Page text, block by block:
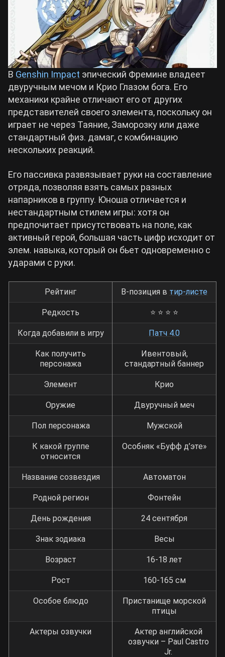
Kingdom Come: Deliverance 2
Path of Exile 2
Wuthering Waves
Roblox
Hogwarts Legacy
Cyberpunk 2077
Все игры
Билды Cyberpunk 2077
Билды Path of Exile 2
В Genshin Impact эпический Фремине владеет
двуручным мечом и Крио Глазом бога. Его
механики крайне отличают его от других
представителей своего элемента, поскольку он
играет не через Таяние, Заморозку или даже
стандартный физ. дамаг, с комбинацию
нескольких реакций.
Его пассивка развязывает руки на составление
отряда, позволяя взять самых разных
напарников в группу. Юноша отличается и
нестандартным стилем игры: хотя он
предпочитает присутствовать на поле, как
активный герой, большая часть цифр исходит от
элем. навыка, который он бьет одновременно с
ударами с руки.
Рейтинг B-позиция в тир-листе
Редкость ⭐ ⭐ ⭐ ⭐
Когда добавили в игру Патч 4.0
Как получить
персонажа
Ивентовый,
стандартный баннер
Элемент Крио
Оружие Двуручный меч
Пол персонажа Мужской
К какой группе
относится
Особняк «Буфф д’эте»
Название созвездия Автоматон
Родной регион Фонтейн
День рождения 24 сентября
Знак зодиака Весы
Возраст 16-18 лет
Рост 160-165 см
Особое блюдо
Пристанище морской
птицы
Актеры озвучки
Актер английской
озвучки – Paul Castro
Jr.